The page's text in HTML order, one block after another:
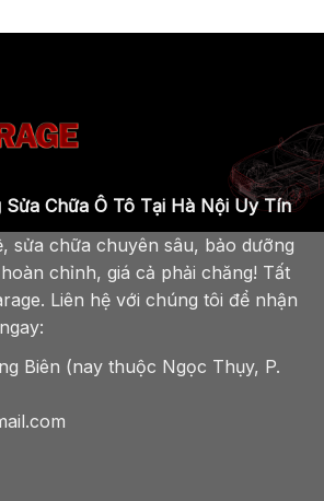
Sửa Chữa Ô Tô Tại Hà Nội Uy Tín
sửa chữa chuyên sâu, bảo dưỡng
chỉnh, giá cả phải chăng! Tất
Liên hệ với chúng tôi để nhận
Biên (nay thuộc Ngọc Thụy, P.